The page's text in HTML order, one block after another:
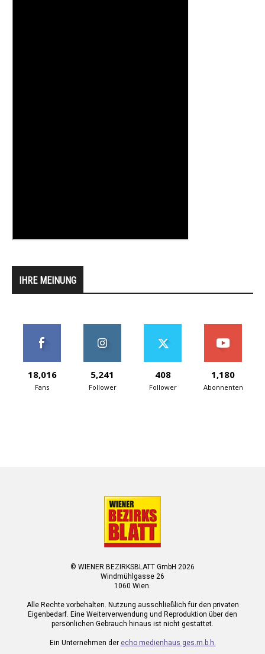
IHRE MEINUNG
18,016
Fans
5,241
Follower
408
Follower
1,180
Abonnenten
© WIENER BEZIRKSBLATT GmbH 2026
Windmühlgasse 26
1060 Wien.
Alle Rechte vorbehalten. Nutzung ausschließlich für den privaten
Eigenbedarf. Eine Weiterverwendung und Reproduktion über den
persönlichen Gebrauch hinaus ist nicht gestattet.
Ein Unternehmen der echo medienhaus ges.m.b.h.